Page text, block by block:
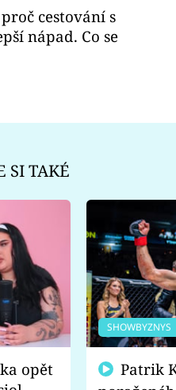
cestování s
nápad. Co se
SI TAKÉ
opět
SHOWBYZNYS